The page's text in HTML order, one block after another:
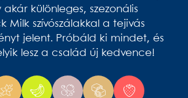
különleges, szezonális
Milk szívószálakkal a tejivás
jelent. Próbáld ki mindet, és
lesz a család új kedvence!